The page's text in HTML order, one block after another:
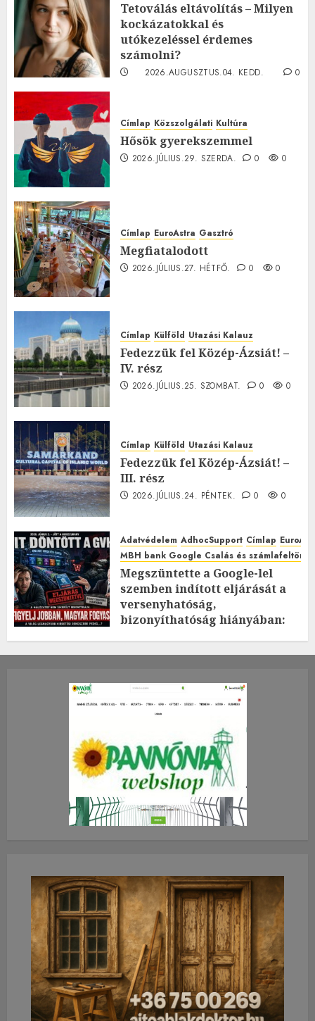
Tetoválás eltávolítás – Milyen
kockázatokkal és
utókezeléssel érdemes
számolni?
2026.AUGUSZTUS.04. KEDD.
0
Címlap Közszolgálati Kultúra
Hősök gyerekszemmel
2026.JÚLIUS.29. SZERDA. 0 0
Címlap EuroAstra Gasztró
Megfiatalodott
2026.JÚLIUS.27. HÉTFŐ. 0 0
Címlap Külföld Utazási Kalauz
Fedezzük fel Közép-Ázsiát! –
IV. rész
2026.JÚLIUS.25. SZOMBAT. 0 0
Címlap Külföld Utazási Kalauz
Fedezzük fel Közép-Ázsiát! –
III. rész
2026.JÚLIUS.24. PÉNTEK. 0 0
Adatvédelem AdhocSupport Címlap
MBH bank Google Csalás és
Megszüntette a Google-lel
szemben indított eljárását a
versenyhatóság,
bizonyíthatóság hiányában:
2026.JÚLIUS.23. CSÜTÖRTÖK.
0